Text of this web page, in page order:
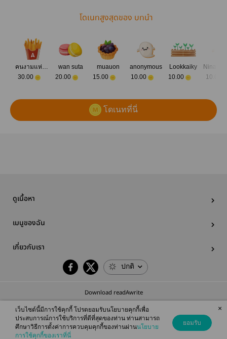
โดเนทสูงสุดของ บทนำ
คนงามแห่งอี๋หลิง
30.00
wan suta
20.00
muauon
15.00
anonymous
10.00
Lookkaiky
10.00
10.00
โดเนทที่นี่
ดูเนื้อหา
เมนูของฉัน
เกี่ยวกับเรา
ปกติ
Download readAwrite
© 2026 readAwrite.com by MEB Corporation Public Company Limited
This site is protected by reCAPTCHA and the Google
เว็บไซต์นี้มีการใช้คุกกี้ โปรดยอมรับนโยบายคุกกี้เพื่อ
ประสบการณ์การใช้บริการที่ดีที่สุดของท่าน ท่านสามารถ
ศึกษาวิธีการตั้งค่าการควบคุมคุกกี้ของท่านผ่านนโยบาย
การใช้คุกกี้ของเราที่นี่
ยอมรับ
×